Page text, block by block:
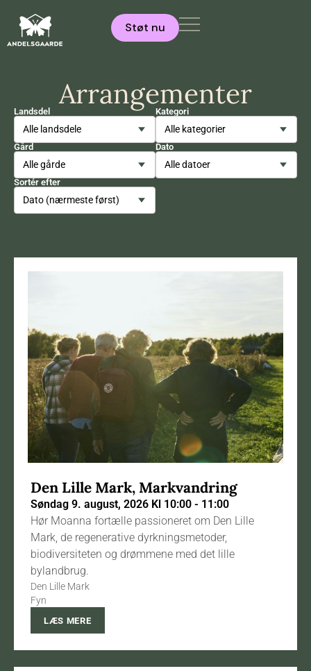
Støt nu
Arrangementer
Landsdel Kategori
Gård Dato
Sortér efter
Den Lille Mark, Markvandring
Søndag 9. august, 2026 Kl 10:00 - 11:00
Hør Moanna fortælle passioneret om Den Lille
Mark, de regenerative dyrkningsmetoder,
biodiversiteten og drømmene med det lille
bylandbrug.
Den Lille Mark
Fyn
LÆS MERE